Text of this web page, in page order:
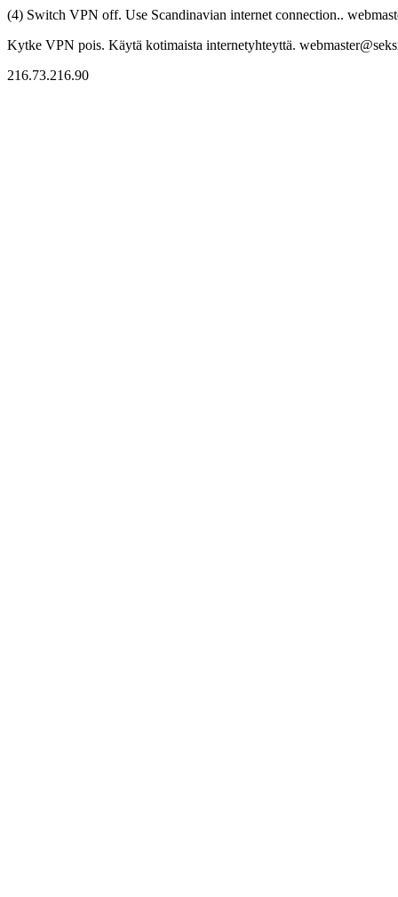
(4) Switch VPN off. Use Scandinavian internet connection..
Kytke VPN pois. Käytä kotimaista internetyhteyttä.
216.73.216.90